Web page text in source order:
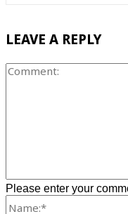
LEAVE A REPLY
Please enter your